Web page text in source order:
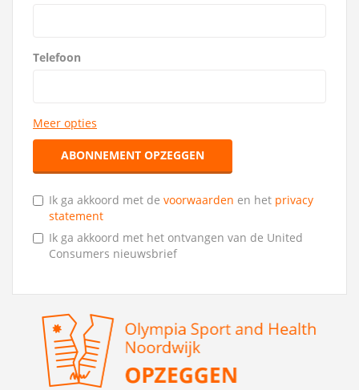
Telefoon
Meer opties
ABONNEMENT OPZEGGEN
Ik ga akkoord met de voorwaarden en het privacy
statement
Ik ga akkoord met het ontvangen van de United
Consumers nieuwsbrief